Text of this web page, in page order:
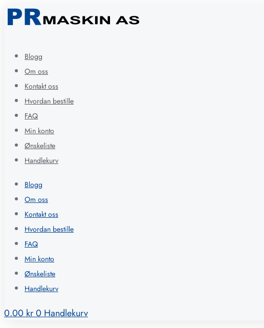
Blogg
Om oss
Kontakt oss
Hvordan bestille
FAQ
Min konto
Ønskeliste
Handlekurv
Blogg
Om oss
Kontakt oss
Hvordan bestille
FAQ
Min konto
Ønskeliste
Handlekurv
0.00kr0Handlekurv